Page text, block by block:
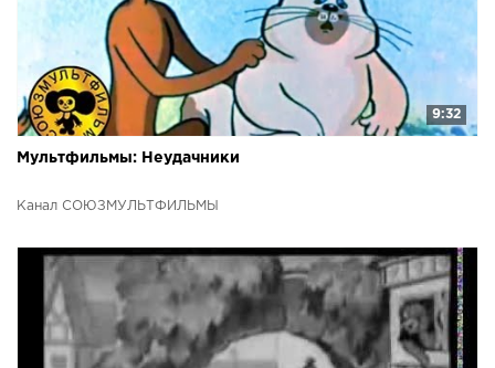
9:32
Мультфильмы: Неудачники
Канал СОЮЗМУЛЬТФИЛЬМЫ